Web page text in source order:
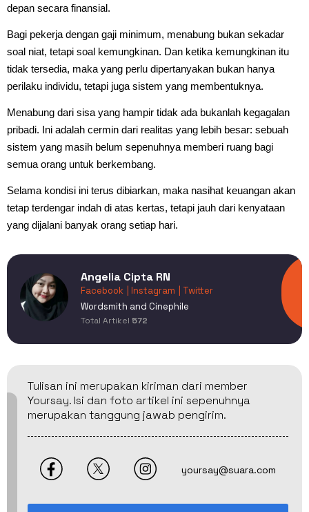
depan secara finansial.
Bagi pekerja dengan gaji minimum, menabung bukan sekadar
soal niat, tetapi soal kemungkinan. Dan ketika kemungkinan itu
tidak tersedia, maka yang perlu dipertanyakan bukan hanya
perilaku individu, tetapi juga sistem yang membentuknya.
Menabung dari sisa yang hampir tidak ada bukanlah kegagalan
pribadi. Ini adalah cermin dari realitas yang lebih besar: sebuah
sistem yang masih belum sepenuhnya memberi ruang bagi
semua orang untuk berkembang.
Selama kondisi ini terus dibiarkan, maka nasihat keuangan akan
tetap terdengar indah di atas kertas, tetapi jauh dari kenyataan
yang dijalani banyak orang setiap hari.
Angelia Cipta RN
Facebook | Instagram
| Twitter
Wordsmith and Cinephile
Total Artikel 572
Tulisan ini merupakan kiriman dari member
Yoursay. Isi dan foto artikel ini sepenuhnya
merupakan tanggung jawab pengirim.
yoursay@suara.com